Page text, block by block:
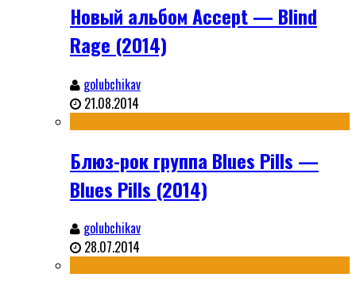
Новый альбом Accept — Blind
Rage (2014)
golubchikav
21.08.2014
Блюз-рок группа Blues Pills —
Blues Pills (2014)
golubchikav
28.07.2014